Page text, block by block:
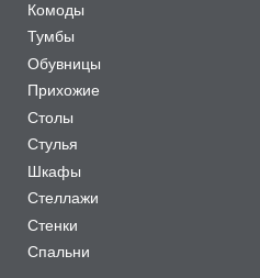
Комоды
Тумбы
Обувницы
Прихожие
Столы
Стулья
Шкафы
Стеллажи
Стенки
Спальни